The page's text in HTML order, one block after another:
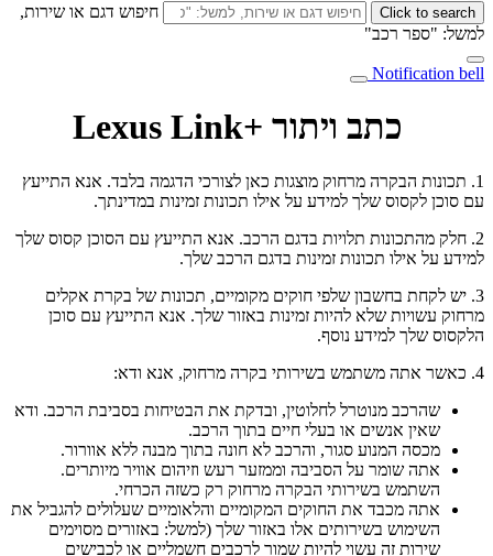
Click to search
חיפוש דגם או שירות,
למשל: "ספר רכב"
Notification bell
כתב ויתור +Lexus Link
1. תכונות הבקרה מרחוק מוצגות כאן לצורכי הדגמה בלבד. אנא התייעץ
עם סוכן לקסוס שלך למידע על אילו תכונות זמינות במדינתך.
2. חלק מהתכונות תלויות בדגם הרכב. אנא התייעץ עם הסוכן קסוס שלך
למידע על אילו תכונות זמינות בדגם הרכב שלך.
3. יש לקחת בחשבון שלפי חוקים מקומיים, תכונות של בקרת אקלים
מרחוק עשויות שלא להיות זמינות באזור שלך. אנא התייעץ עם סוכן
הלקסוס שלך למידע נוסף.
4. כאשר אתה משתמש בשירותי בקרה מרחוק, אנא ודא:
שהרכב מנוטרל לחלוטין, ובדקת את הבטיחות בסביבת הרכב. ודא
שאין אנשים או בעלי חיים בתוך הרכב.
מכסה המנוע סגור, והרכב לא חונה בתוך מבנה ללא אוורור.
אתה שומר על הסביבה וממזער רעש וזיהום אוויר מיותרים.
השתמש בשירותי הבקרה מרחוק רק כשזה הכרחי.
אתה מכבד את החוקים המקומיים והלאומיים שעלולים להגביל את
השימוש בשירותים אלו באזור שלך (למשל: באזורים מסוימים
שירות זה עשוי להיות שמור לרכבים חשמליים או לכבישים